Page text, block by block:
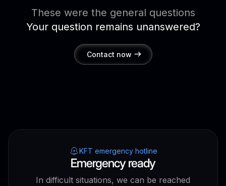
These were the general questions
Your question remains unanswered?
Contact now
KFT emergency hotline
Emergency ready
In difficult situations, we can be reached